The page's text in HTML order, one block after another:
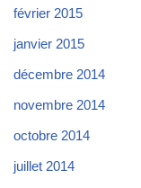
février 2015
janvier 2015
décembre 2014
novembre 2014
octobre 2014
juillet 2014